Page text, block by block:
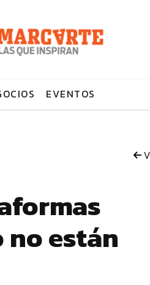
EVENTOS
no están